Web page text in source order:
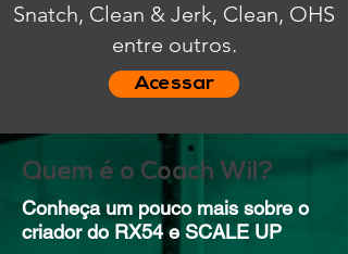
Snatch, Clean & Jerk, Clean, OHS
entre outros.
Acessar
Quem é o Coach Wil?
Conheça um pouco mais sobre o
criador do RX54 e SCALE UP